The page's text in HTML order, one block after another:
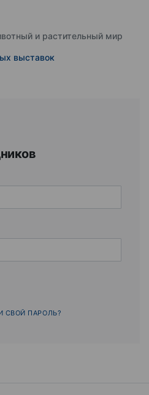
и растительный мир
выставок
СВОЙ ПАРОЛЬ?